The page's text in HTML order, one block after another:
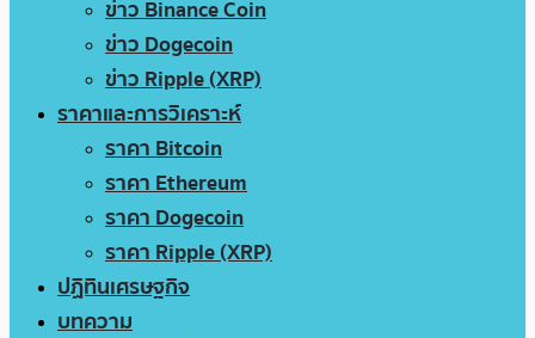
ข่าว Binance Coin
ข่าว Dogecoin
ข่าว Ripple (XRP)
ราคาและการวิเคราะห์
ราคา Bitcoin
ราคา Ethereum
ราคา Dogecoin
ราคา Ripple (XRP)
ปฏิทินเศรษฐกิจ
บทความ